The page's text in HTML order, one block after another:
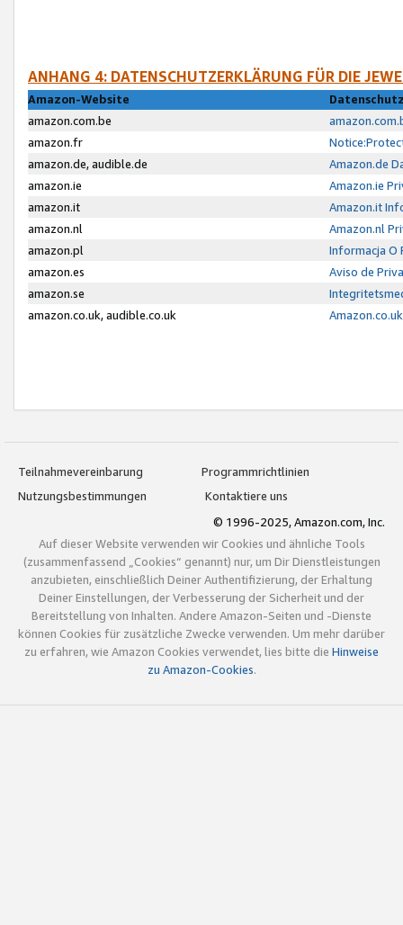
ANHANG 4: DATENSCHUTZERKLÄRUNG FÜR DIE
Amazon-Website
amazon.com.be
amazon.fr
amazon.de, audible.de
Amazon.de
amazon.ie
Amazon.ie
amazon.it
Amazon.it
amazon.nl
Amazon.nl
amazon.pl
Informacja O
amazon.es
Aviso de
amazon.se
amazon.co.uk, audible.co.uk
Teilnahmevereinbarung
Programmrichtlinien
Nutzungsbestimmungen
Kontaktiere uns
© 1996-2025, Amazon.com, Inc.
Auf dieser Website verwenden wir Cookies und ähnliche Tools
(zusammenfassend „Cookies“ genannt) nur, um Dir Dienstleistungen
anzubieten, einschließlich Deiner Authentifizierung, der Erhaltung
Deiner Einstellungen, der Verbesserung der Sicherheit und der
Bereitstellung von Inhalten. Andere Amazon-Seiten und -Dienste
können Cookies für zusätzliche Zwecke verwenden. Um mehr darüber
zu erfahren, wie Amazon Cookies verwendet, lies bitte die Hinweise
zu Amazon-Cookies.